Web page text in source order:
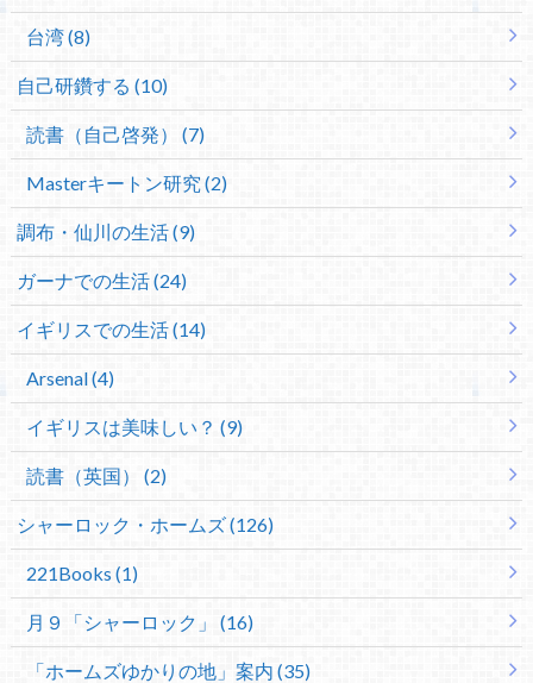
台湾 (8)
自己研鑽する (10)
読書（自己啓発） (7)
Masterキートン研究 (2)
調布・仙川の生活 (9)
ガーナでの生活 (24)
イギリスでの生活 (14)
Arsenal (4)
イギリスは美味しい？ (9)
読書（英国） (2)
シャーロック・ホームズ (126)
221Books (1)
月９「シャーロック」 (16)
「ホームズゆかりの地」案内 (35)